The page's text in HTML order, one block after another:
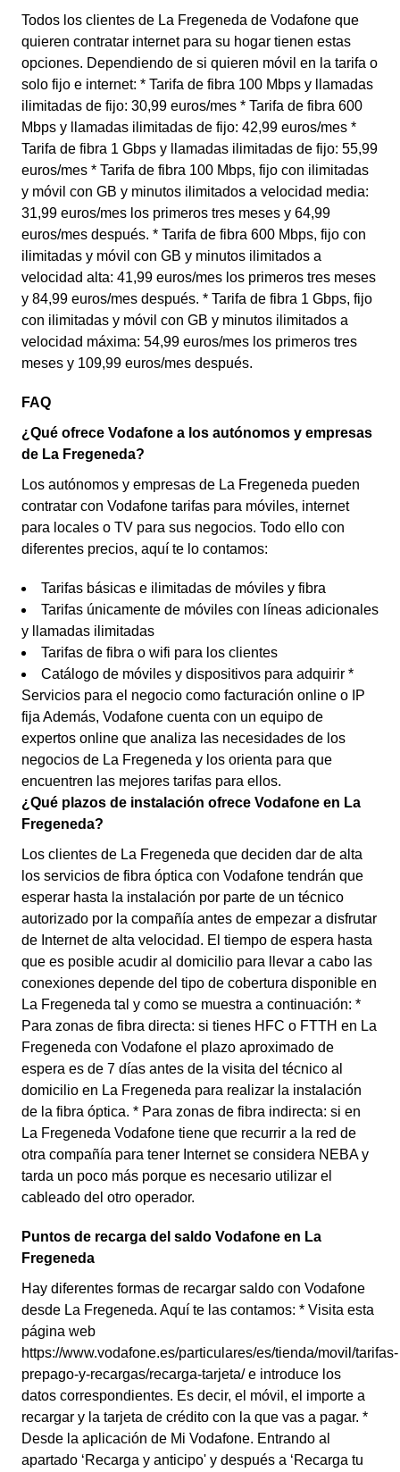
Todos los clientes de La Fregeneda de Vodafone que
quieren contratar internet para su hogar tienen estas
opciones. Dependiendo de si quieren móvil en la tarifa o
solo fijo e internet: * Tarifa de fibra 100 Mbps y llamadas
ilimitadas de fijo: 30,99 euros/mes * Tarifa de fibra 600
Mbps y llamadas ilimitadas de fijo: 42,99 euros/mes *
Tarifa de fibra 1 Gbps y llamadas ilimitadas de fijo: 55,99
euros/mes * Tarifa de fibra 100 Mbps, fijo con ilimitadas
y móvil con GB y minutos ilimitados a velocidad media:
31,99 euros/mes los primeros tres meses y 64,99
euros/mes después. * Tarifa de fibra 600 Mbps, fijo con
ilimitadas y móvil con GB y minutos ilimitados a
velocidad alta: 41,99 euros/mes los primeros tres meses
y 84,99 euros/mes después. * Tarifa de fibra 1 Gbps, fijo
con ilimitadas y móvil con GB y minutos ilimitados a
velocidad máxima: 54,99 euros/mes los primeros tres
meses y 109,99 euros/mes después.
FAQ
¿Qué ofrece Vodafone a los autónomos y empresas
de La Fregeneda?
Los autónomos y empresas de La Fregeneda pueden
contratar con Vodafone tarifas para móviles, internet
para locales o TV para sus negocios. Todo ello con
diferentes precios, aquí te lo contamos:
Tarifas básicas e ilimitadas de móviles y fibra
Tarifas únicamente de móviles con líneas adicionales
y llamadas ilimitadas
Tarifas de fibra o wifi para los clientes
Catálogo de móviles y dispositivos para adquirir *
Servicios para el negocio como facturación online o IP
fija Además, Vodafone cuenta con un equipo de
expertos online que analiza las necesidades de los
negocios de La Fregeneda y los orienta para que
encuentren las mejores tarifas para ellos.
¿Qué plazos de instalación ofrece Vodafone en La
Fregeneda?
Los clientes de La Fregeneda que deciden dar de alta
los servicios de fibra óptica con Vodafone tendrán que
esperar hasta la instalación por parte de un técnico
autorizado por la compañía antes de empezar a disfrutar
de Internet de alta velocidad. El tiempo de espera hasta
que es posible acudir al domicilio para llevar a cabo las
conexiones depende del tipo de cobertura disponible en
La Fregeneda tal y como se muestra a continuación: *
Para zonas de fibra directa: si tienes HFC o FTTH en La
Fregeneda con Vodafone el plazo aproximado de
espera es de 7 días antes de la visita del técnico al
domicilio en La Fregeneda para realizar la instalación
de la fibra óptica. * Para zonas de fibra indirecta: si en
La Fregeneda Vodafone tiene que recurrir a la red de
otra compañía para tener Internet se considera NEBA y
tarda un poco más porque es necesario utilizar el
cableado del otro operador.
Puntos de recarga del saldo Vodafone en La
Fregeneda
Hay diferentes formas de recargar saldo con Vodafone
desde La Fregeneda. Aquí te las contamos: * Visita esta
página web
https://www.vodafone.es/particulares/es/tienda/movil/tarifas-
prepago-y-recargas/recarga-tarjeta/ e introduce los
datos correspondientes. Es decir, el móvil, el importe a
recargar y la tarjeta de crédito con la que vas a pagar. *
Desde la aplicación de Mi Vodafone. Entrando al
apartado ‘Recarga y anticipo' y después a ‘Recarga tu